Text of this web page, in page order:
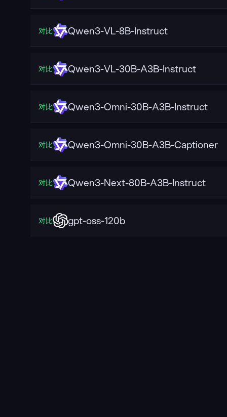
对比 Qwen3-VL-8B-Instruct
对比 Qwen3-VL-30B-A3B-Instruct
对比 Qwen3-Omni-30B-A3B-Instruct
对比 Qwen3-Omni-30B-A3B-Captioner
对比 Qwen3-Next-80B-A3B-Instruct
对比 gpt-oss-120b